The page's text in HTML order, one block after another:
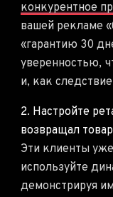
конкурентное
вашей рекламе
«гарантию 30
уверенностью,
и, как
2. Настройте
возвращал
Эти клиенты
используйте
демонстрируя